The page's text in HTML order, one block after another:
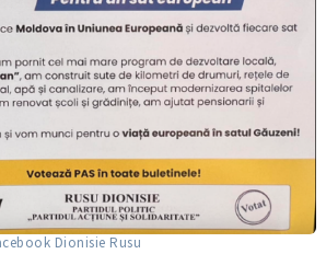
Dionisie Rusu